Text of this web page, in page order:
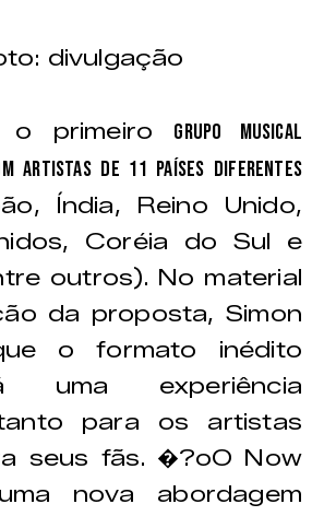
divulgação
o primeiro grupo musical
artistas de 11 países diferentes
Índia, Reino Unido,
Coréia do Sul e
outros). No material
da proposta, Simon
o formato inédito
uma experiência
para os artistas
seus fãs. �?oO Now
nova abordagem